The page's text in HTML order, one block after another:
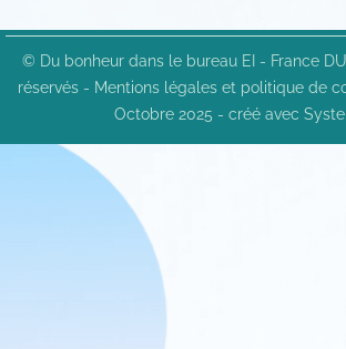
© Du bonheur dans le bureau EI - France
réservés - Mentions légales et politique de
Octobre 2025 - créé avec